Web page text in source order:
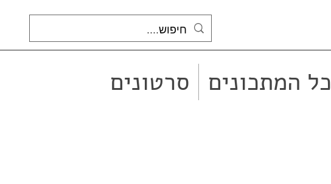
כל המתכונים סרטונים